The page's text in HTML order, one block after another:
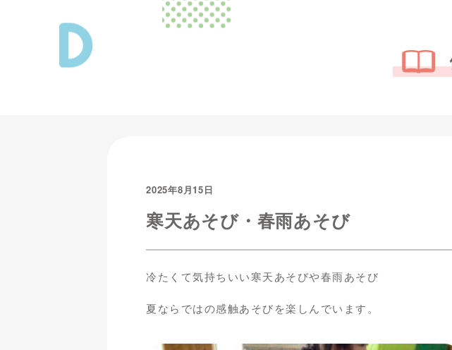
2025年8月15日
寒天あそび・春雨あそび
冷たくて気持ちいい寒天あそびや春雨あそび
夏ならではの感触あそびを楽しんでいます。